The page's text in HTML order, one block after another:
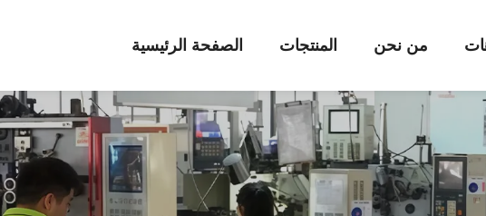
الصفحة الرئيسية المنتجات من نحن